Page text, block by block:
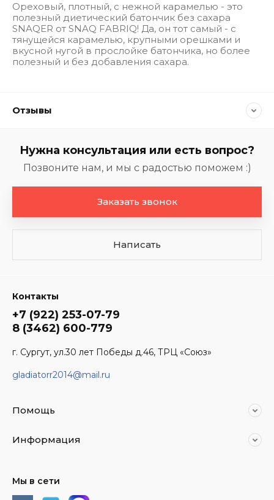
Ореховый, плотный, с нежной карамелью - это
полезный диетический батончик без сахара
SNAQER от SNAQ FABRIQ! Да, он тот самый - с
тянущейся карамелью, крупными орешками и
вкусной нугой в прослойке батончика, но более
полезный и без добавления сахара.
Отзывы
Нужна консультация или есть вопрос?
Позвоните нам, и мы с радостью поможем :)
Заказать звонок
Написать
Контакты
+7 (922) 253-07-79
8 (3462) 600-779
г. Сургут, ул.30 лет Победы д.46, ТРЦ «Союз»
gladiatorr2014@mail.ru
Помощь
Информация
Мы в сети